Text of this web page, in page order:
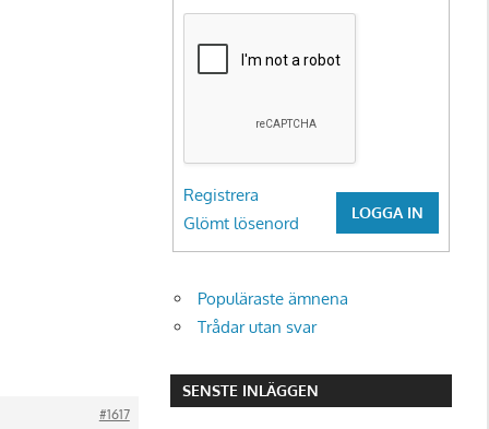
#1617
LOGGA IN
Registrera
Glömt lösenord
Populäraste ämnena
Trådar utan svar
SENSTE INLÄGGEN